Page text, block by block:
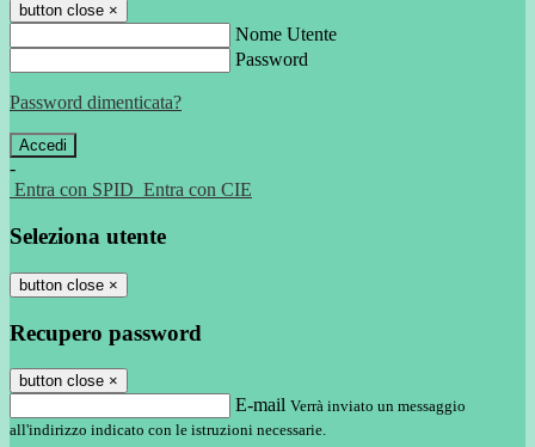
button close ×
Nome Utente
Password
Password dimenticata?
-
Entra con SPID Entra con CIE
Seleziona utente
button close ×
Recupero password
button close ×
E-mail Verrà inviato un messaggio
all'indirizzo indicato con le istruzioni necessarie.